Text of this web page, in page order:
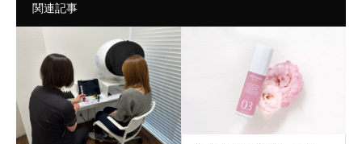
関連記事